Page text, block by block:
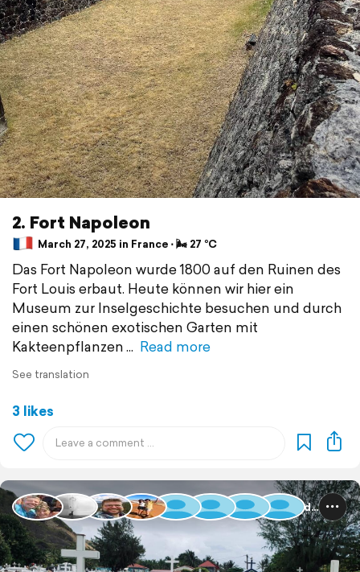
2. Fort Napoleon
March 27, 2025 in France ⋅ 🌬 27 °C
Das Fort Napoleon wurde 1800 auf den Ruinen des
Fort Louis erbaut. Heute können wir hier ein
Museum zur Inselgeschichte besuchen und durch
einen schönen exotischen Garten mit
Kakteenpflanzen
Read more
See translation
3 likes
Guadeloupe und Dominica